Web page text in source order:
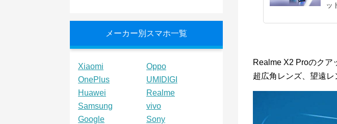
ッ
Realme X2 Proのクア
超広角レンズ、望遠レ
メーカー別スマホ一覧
Xiaomi
Oppo
OnePlus
UMIDIGI
Huawei
Realme
Samsung
vivo
Google
Sony